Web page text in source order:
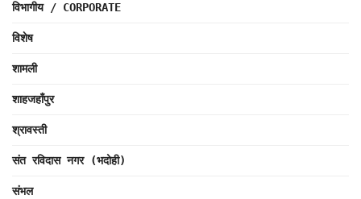
विभागीय / CORPORATE
विशेष
शामली
शाहजहाँपुर
श्रावस्ती
संत रविदास नगर (भदोही)
संभल